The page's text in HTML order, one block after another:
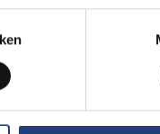
VUB het
maken